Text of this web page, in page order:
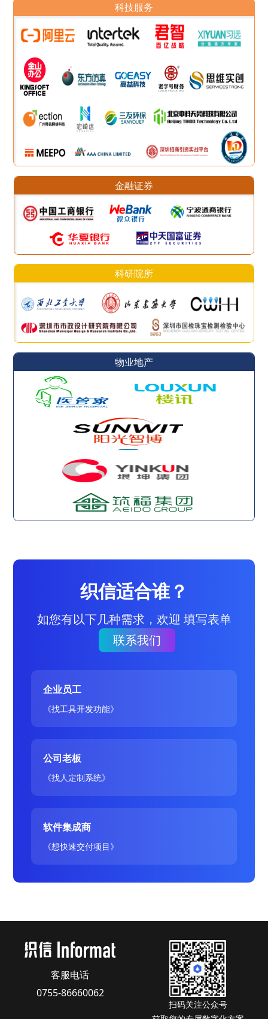
科技服务
金融证券
科研院所
物业地产
织信适合谁？
如您有以下几种需求，欢迎 填写表单
联系我们
企业员工
《找工具开发功能》
公司老板
《找人定制系统》
软件集成商
《想快速交付项目》
客服电话
0755-86660062
扫码关注公众号